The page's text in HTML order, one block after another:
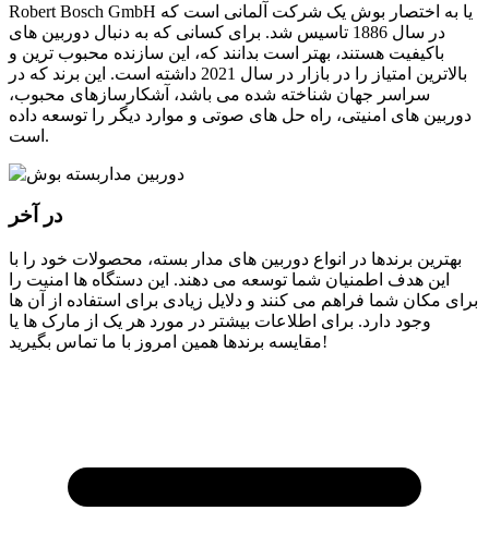
Robert Bosch GmbH یا به اختصار بوش یک شرکت آلمانی است که
در سال 1886 تاسیس شد. برای کسانی که به دنبال دوربین های
باکیفیت هستند، بهتر است بدانند که، این سازنده محبوب ترین و
بالاترین امتیاز را در بازار در سال 2021 داشته است. این برند که در
سراسر جهان شناخته شده می باشد، آشکارسازهای محبوب،
دوربین های امنیتی، راه حل های صوتی و موارد دیگر را توسعه داده
است.
در آخر
بهترین برندها در انواع دوربین های مدار بسته، محصولات خود را با
این هدف اطمنیان شما توسعه می دهند. این دستگاه ها امنیت را
برای مکان شما فراهم می کنند و دلایل زیادی برای استفاده از آن ها
وجود دارد. برای اطلاعات بیشتر در مورد هر یک از مارک ها یا
مقایسه برندها همین امروز با ما تماس بگیرید!